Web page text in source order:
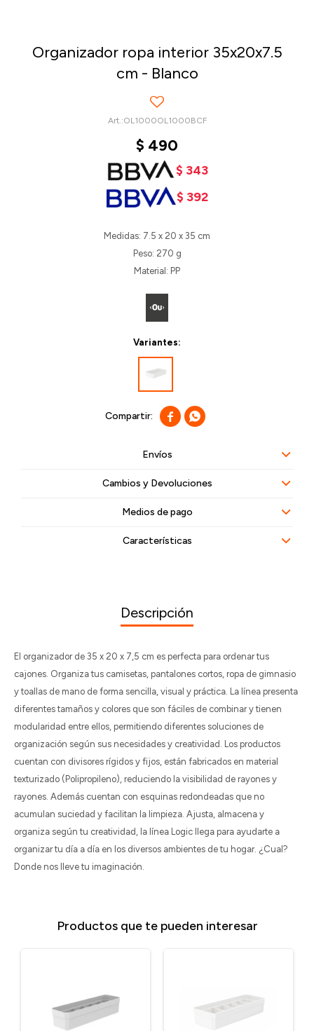
Organizador ropa interior 35x20x7.5
cm - Blanco
OL1000OL1000BCF
$ 490
$ 343
$ 392
Medidas: 7.5 x 20 x 35 cm
Peso: 270 g
Material: PP
Variantes:
 
Envíos
Cambios y Devoluciones
Medios de pago
Características
Descripción
El organizador de 35 x 20 x 7,5 cm es perfecta para ordenar tus
cajones. Organiza tus camisetas, pantalones cortos, ropa de gimnasio
y toallas de mano de forma sencilla, visual y práctica. La línea presenta
diferentes tamaños y colores que son fáciles de combinar y tienen
modularidad entre ellos, permitiendo diferentes soluciones de
organización según sus necesidades y creatividad. Los productos
cuentan con divisores rígidos y fijos, están fabricados en material
texturizado (Polipropileno), reduciendo la visibilidad de rayones y
rayones. Además cuentan con esquinas redondeadas que no
acumulan suciedad y facilitan la limpieza. Ajusta, almacena y
organiza según tu creatividad, la línea Logic llega para ayudarte a
organizar tu día a día en los diversos ambientes de tu hogar. ¿Cual?
Donde nos lleve tu imaginación.
Productos que te pueden interesar